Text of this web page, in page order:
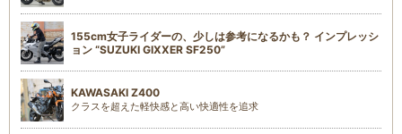
155cm女子ライダーの、少しは参考になるかも？ インプレッシ
ョン “SUZUKI GIXXER SF250”
KAWASAKI Z400
クラスを超えた軽快感と高い快適性を追求